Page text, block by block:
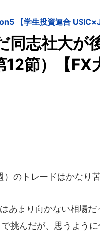
【学生投資連合
同志社大が
節）【FX
トレードはかなり苦
あまり向かない相場
挑んだが、思うよう